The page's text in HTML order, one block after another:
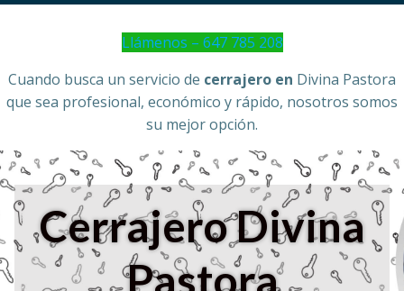
Llámenos – 647 785 208
Cuando busca un servicio de cerrajero en Divina Pastora
que sea profesional, económico y rápido, nosotros somos
su mejor opción.
Cerrajero Divina
Pastora